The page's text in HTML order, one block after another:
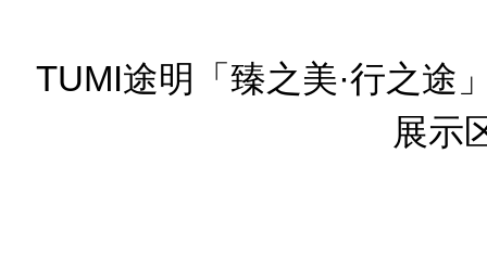
TUMI途明「臻之美·行之途
展示